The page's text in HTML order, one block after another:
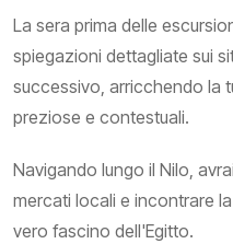
La sera prima delle
spiegazioni dettagliate sui
successivo, arricchendo la
preziose e contestuali.
Navigando lungo il Nilo,
mercati locali e incontrare
vero fascino dell'Egitto.